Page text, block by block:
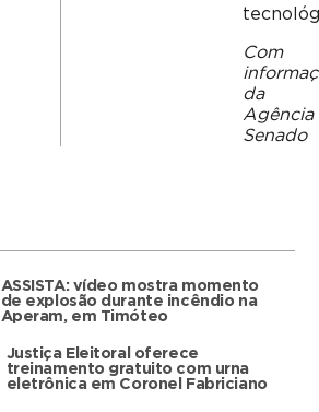
Com
da
Agência
Senado
ASSISTA: vídeo mostra momento
de explosão durante incêndio na
Aperam, em Timóteo
Justiça Eleitoral oferece
treinamento gratuito com urna
eletrônica em Coronel Fabriciano